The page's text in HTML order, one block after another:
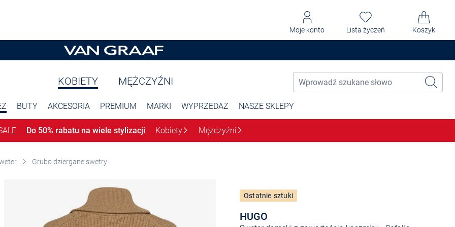
Moje konto Lista życzeń Koszyk
KOBIETY MĘŻCZYŹNI
BUTY AKCESORIA PREMIUM MARKI WYPRZEDAŻ NASZE SKLEPY
Do 50% rabatu na wiele stylizacji Kobiety Mężczyźni
Grubo dziergane swetry
HUGO
Ostatnie sztuki